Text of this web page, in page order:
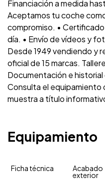
Financiación a medida
Aceptamos tu coche
compromiso. •
día. • Envío de vídeos y
Desde 1949 vendiendo y
oficial de 15 marcas.
Documentación e
Consulta el equipamiento
muestra a título
Equipamiento
Ficha técnica Acabado
exterior